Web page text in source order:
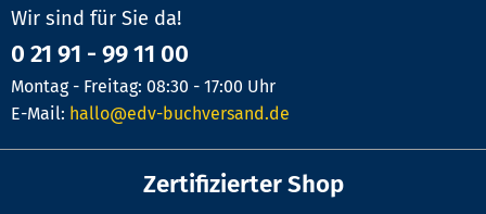
Wir sind für Sie da!
0 21 91 - 99 11 00
Montag - Freitag: 08:30 - 17:00 Uhr
E-Mail: hallo@edv-buchversand.de
Zertifizierter Shop